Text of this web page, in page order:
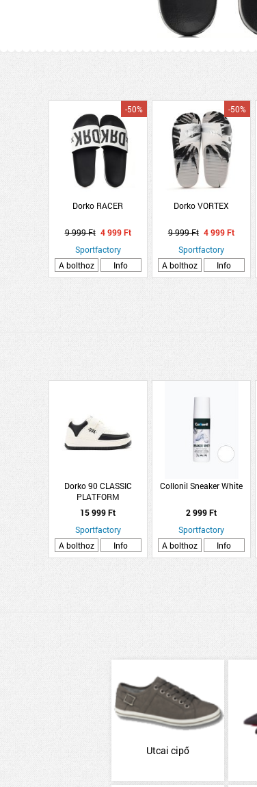
Dorko RACER
-50%
9 999 Ft 4 999 Ft
Sportfactory
A bolthoz
Info
Dorko VORTEX
-50%
9 999 Ft 4 999 Ft
Sportfactory
A bolthoz
Info
Dorko 90 CLASSIC
PLATFORM
15 999 Ft
Sportfactory
A bolthoz
Info
Collonil Sneaker White
2 999 Ft
Sportfactory
A bolthoz
Info
Utcai cipő